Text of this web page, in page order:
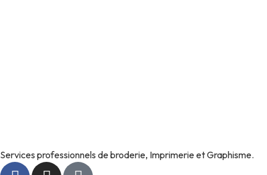
Services professionnels de broderie, Imprimerie et Graphisme.